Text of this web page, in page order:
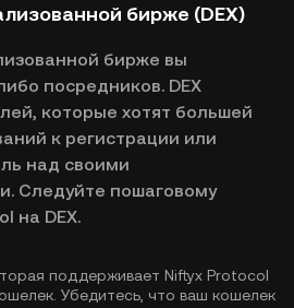
бирже (DEX)
бирже вы
посредников. DEX
которые хотят большей
к регистрации или
над своими
Следуйте пошаговому
на DEX.
поддерживает Niftyx Protocol
Убедитесь, что ваш кошелек